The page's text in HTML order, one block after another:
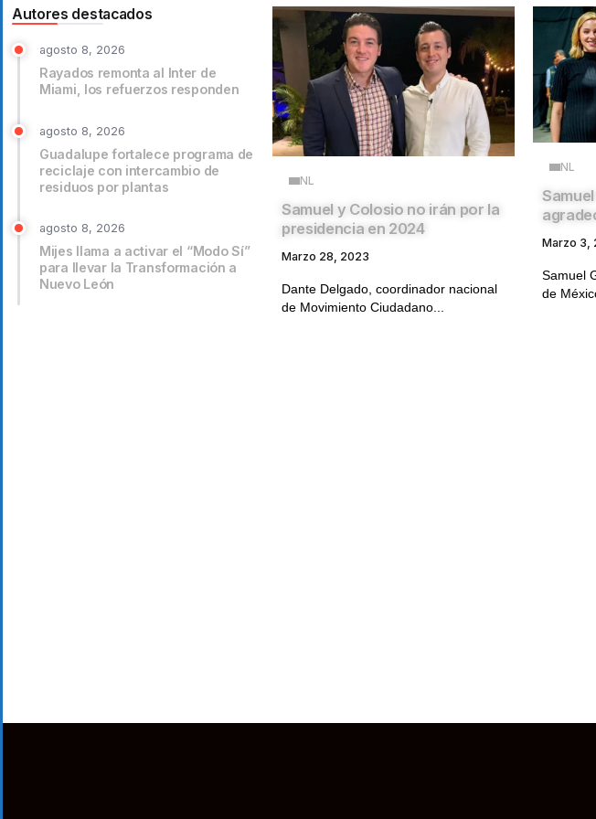
Autores destacados
agosto 8, 2026
Rayados remonta al Inter de
Miami, los refuerzos responden
agosto 8, 2026
Guadalupe fortalece programa de
reciclaje con intercambio de
residuos por plantas
agosto 8, 2026
Mijes llama a activar el “Modo Sí”
para llevar la Transformación a
Nuevo León
NL
Samuel y Colosio no irán por la
presidencia en 2024
Marzo 28, 2023
Dante Delgado, coordinador nacional
de Movimiento Ciudadano...
NL
Marzo 3,
Samuel
de